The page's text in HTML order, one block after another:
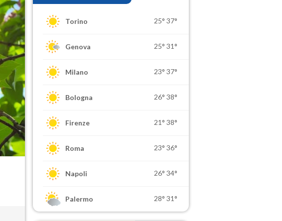
Torino 25° 37°
Genova 25° 31°
Milano 23° 37°
Bologna 26° 38°
Firenze 21° 38°
Roma 23° 36°
Napoli 26° 34°
Palermo 28° 31°